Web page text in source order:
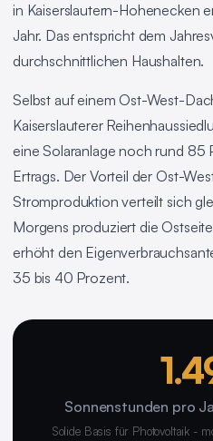
in Kaiserslautern-Hohenecken
Jahr. Das entspricht dem
durchschnittlichen Haushalten.
Selbst auf einem Ost-West-
Kaiserslauterer
eine Solaranlage noch rund 85
Ertrags. Der Vorteil der Ost-
Stromproduktion verteilt sich
Morgens produziert die
erhöht den
35 bis 40 Prozent.
Sonnenstunden pro
Solide Basis für Photovoltaik -